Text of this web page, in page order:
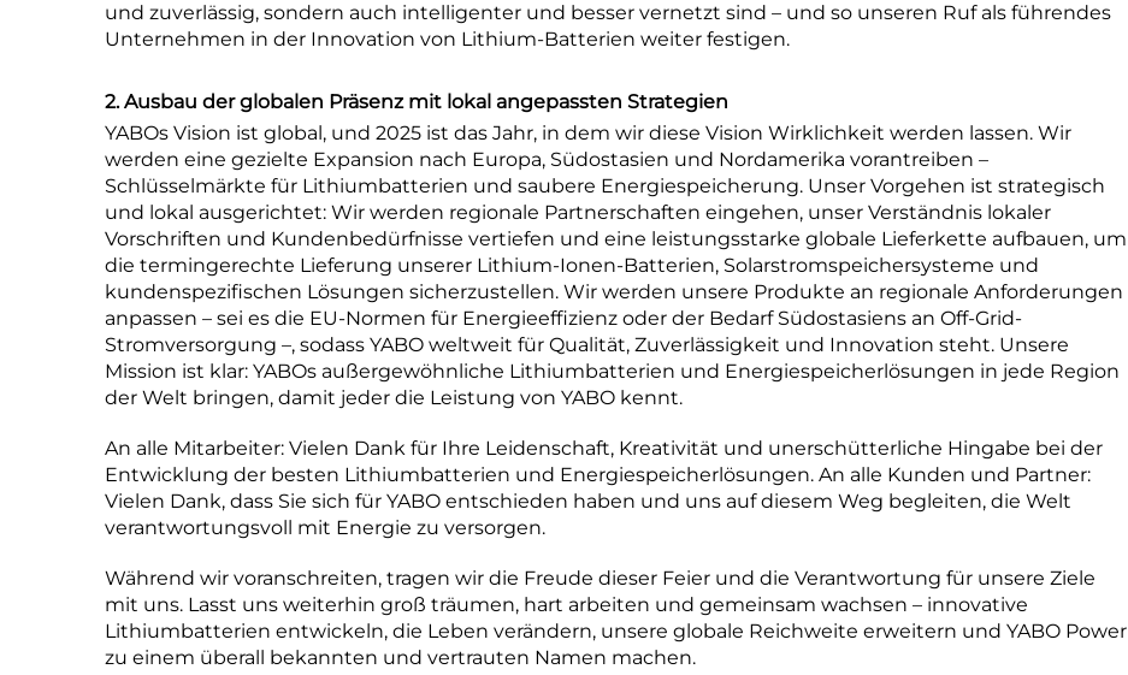
und zuverlässig, sondern auch intelligenter und besser vernetzt sind – und so unseren Ruf als führendes
Unternehmen in der Innovation von Lithium-Batterien weiter festigen.
2. Ausbau der globalen Präsenz mit lokal angepassten Strategien
YABOs Vision ist global, und 2025 ist das Jahr, in dem wir diese Vision Wirklichkeit werden lassen. Wir
werden eine gezielte Expansion nach Europa, Südostasien und Nordamerika vorantreiben –
Schlüsselmärkte für Lithiumbatterien und saubere Energiespeicherung. Unser Vorgehen ist strategisch
und lokal ausgerichtet: Wir werden regionale Partnerschaften eingehen, unser Verständnis lokaler
Vorschriften und Kundenbedürfnisse vertiefen und eine leistungsstarke globale Lieferkette aufbauen, um
die termingerechte Lieferung unserer Lithium-Ionen-Batterien, Solarstromspeichersysteme und
kundenspezifischen Lösungen sicherzustellen. Wir werden unsere Produkte an regionale Anforderungen
anpassen – sei es die EU-Normen für Energieeffizienz oder der Bedarf Südostasiens an Off-Grid-
Stromversorgung –, sodass YABO weltweit für Qualität, Zuverlässigkeit und Innovation steht. Unsere
Mission ist klar: YABOs außergewöhnliche Lithiumbatterien und Energiespeicherlösungen in jede Region
der Welt bringen, damit jeder die Leistung von YABO kennt.
An alle Mitarbeiter: Vielen Dank für Ihre Leidenschaft, Kreativität und unerschütterliche Hingabe bei der
Entwicklung der besten Lithiumbatterien und Energiespeicherlösungen. An alle Kunden und Partner:
Vielen Dank, dass Sie sich für YABO entschieden haben und uns auf diesem Weg begleiten, die Welt
verantwortungsvoll mit Energie zu versorgen.
Während wir voranschreiten, tragen wir die Freude dieser Feier und die Verantwortung für unsere Ziele
mit uns. Lasst uns weiterhin groß träumen, hart arbeiten und gemeinsam wachsen – innovative
Lithiumbatterien entwickeln, die Leben verändern, unsere globale Reichweite erweitern und YABO Power
zu einem überall bekannten und vertrauten Namen machen.